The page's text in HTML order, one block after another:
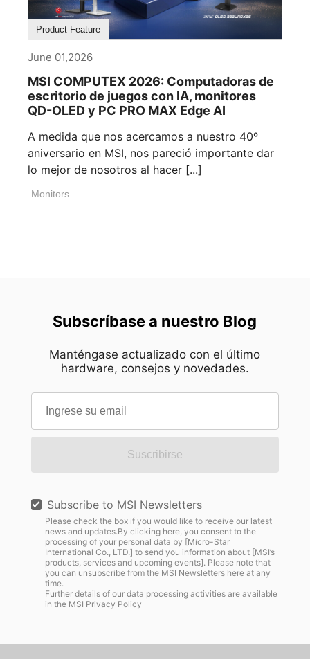
Product Feature
June 01,2026
MSI COMPUTEX 2026: Computadoras de
escritorio de juegos con IA, monitores
QD-OLED y PC PRO MAX Edge AI
A medida que nos acercamos a nuestro 40º
aniversario en MSI, nos pareció importante dar
lo mejor de nosotros al hacer [...]
Monitors
Subscríbase a nuestro Blog
Manténgase actualizado con el último
hardware, consejos y novedades.
Suscribirse
Subscribe to MSI Newsletters
Please check the box if you would like to receive our latest
news and updates.By clicking here, you consent to the
processing of your personal data by [Micro-Star
International Co., LTD.] to send you information about [MSI’s
products, services and upcoming events]. Please note that
you can unsubscribe from the MSI Newsletters hereat any
time.
Further details of our data processing activities are available
in the MSI Privacy Policy